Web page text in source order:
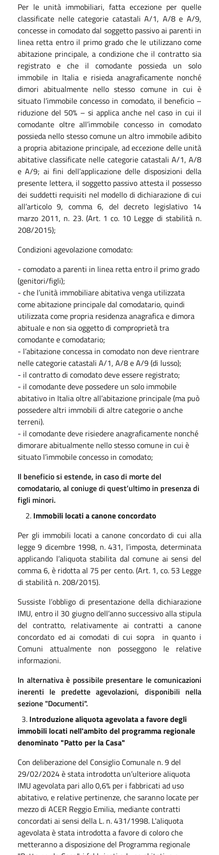
Per le unità immobiliari, fatta eccezione per quelle
classificate nelle categorie catastali A/1, A/8 e A/9,
concesse in comodato dal soggetto passivo ai parenti in
linea retta entro il primo grado che le utilizzano come
abitazione principale, a condizione che il contratto sia
registrato e che il comodante possieda un solo
immobile in Italia e risieda anagraficamente nonché
dimori abitualmente nello stesso comune in cui è
situato l’immobile concesso in comodato, il beneficio –
riduzione del 50% – si applica anche nel caso in cui il
comodante oltre all’immobile concesso in comodato
possieda nello stesso comune un altro immobile adibito
a propria abitazione principale, ad eccezione delle unità
abitative classificate nelle categorie catastali A/1, A/8
e A/9; ai fini dell’applicazione delle disposizioni della
presente lettera, il soggetto passivo attesta il possesso
dei suddetti requisiti nel modello di dichiarazione di cui
all’articolo 9, comma 6, del decreto legislativo 14
marzo 2011, n. 23. (Art. 1 co. 10 Legge di stabilità n.
208/2015);
Condizioni agevolazione comodato:
- comodato a parenti in linea retta entro il primo grado
(genitori/figli);
- che l’unità immobiliare abitativa venga utilizzata
come abitazione principale dal comodatario, quindi
utilizzata come propria residenza anagrafica e dimora
abituale e non sia oggetto di comproprietà tra
comodante e comodatario;
- l’abitazione concessa in comodato non deve rientrare
nelle categorie catastali A/1, A/8 e A/9 (di lusso);
- il contratto di comodato deve essere registrato;
- il comodante deve possedere un solo immobile
abitativo in Italia oltre all’abitazione principale (ma può
possedere altri immobili di altre categorie o anche
terreni).
- il comodante deve risiedere anagraficamente nonché
dimorare abitualmente nello stesso comune in cui è
situato l’immobile concesso in comodato;
Il beneficio si estende, in caso di morte del
comodatario, al coniuge di quest’ultimo in presenza di
figli minori.
Immobili locati a canone concordato
Per gli immobili locati a canone concordato di cui alla
legge 9 dicembre 1998, n. 431, l’imposta, determinata
applicando l’aliquota stabilita dal comune ai sensi del
comma 6, è ridotta al 75 per cento. (Art. 1, co. 53 Legge
di stabilità n. 208/2015).
Sussiste l’obbligo di presentazione della dichiarazione
IMU, entro il 30 giugno dell’anno successivo alla stipula
del contratto, relativamente ai contratti a canone
concordato ed ai comodati di cui sopra in quanto i
Comuni attualmente non posseggono le relative
informazioni.
In alternativa è possibile presentare le comunicazioni
inerenti le predette agevolazioni, disponibili nella
sezione "Documenti".
3. Introduzione aliquota agevolata a favore degli
immobili locati nell'ambito del programma regionale
denominato "Patto per la Casa"
Con deliberazione del Consiglio Comunale n. 9 del
29/02/2024 è stata introdotta un’ulteriore aliquota
IMU agevolata pari allo 0,6% per i fabbricati ad uso
abitativo, e relative pertinenze, che saranno locate per
mezzo di ACER Reggio Emilia, mediante contratti
concordati ai sensi della L. n. 431/1998. L'aliquota
agevolata è stata introdotta a favore di coloro che
metteranno a disposizione del Programma regionale